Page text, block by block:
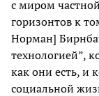
с миром
горизонтов к
Норман]
технологией”,
как они есть, и
социальной